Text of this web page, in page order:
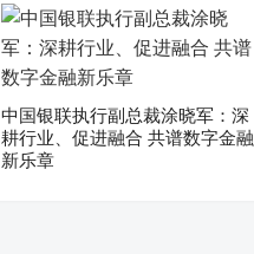
中国银联执行副总裁涂晓军：深
耕行业、促进融合 共谱数字金融
新乐章